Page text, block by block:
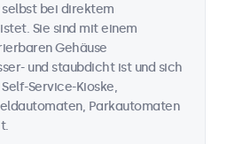
bei direktem
Sie sind mit einem
Gehäuse
und staubdicht ist und sich
Service-Kioske,
Parkautomaten